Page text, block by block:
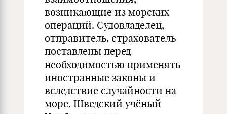
возникающие из морских
операций. Судовладелец,
отправитель, страхователь
поставлены перед
необходимостью применять
иностранные законы и
вследствие случайности на
море. Шведский учёный